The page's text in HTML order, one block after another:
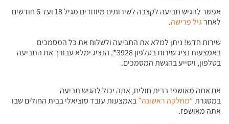
​אפשר להגיש תביעה לקצבה לשירותים מיוחדים מגיל 18 ועד 6 חודשים
לאחרגיל פרישה.
שירות חדש! ניתן למלא את התביעה ולשלוח את כל המסמכים
באמצעות נציג שירות בטלפון 3928*. הנציג ימלא עבורך את התביעה
בטלפון, ויסייע בהגשת המסמכים.
אם אתה מאושפז בבית חולים, אתה יכול להגיש תביעה
במסגרת“מחלקה ראשונה”באמצעות עובד סוציאלי בבית החולים שבו
אתה מאושפז.